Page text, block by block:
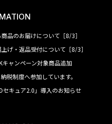
品のお届けについて［8/3］
げ・返品受付について［8/3］
キャンペーン対象商品追加
税制度へ参加しています。
セキュア2.0」導入のお知らせ